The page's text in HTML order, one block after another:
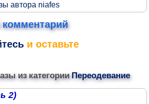
автора niafes
комментарий
и оставьте
из категорииПереодевание
2)